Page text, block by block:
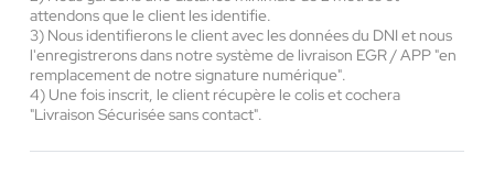
attendons que le client les identifie.
3) Nous identifierons le client avec les données du DNI et nous
l'enregistrerons dans notre système de livraison EGR / APP "en
remplacement de notre signature numérique".
4) Une fois inscrit, le client récupère le colis et cochera
"Livraison Sécurisée sans contact".